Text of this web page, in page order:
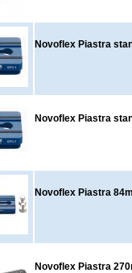
Novoflex Piastra
Novoflex Piastra
Novoflex Piastra
Novoflex Piastra